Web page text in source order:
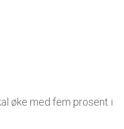
øke med fem prosent i